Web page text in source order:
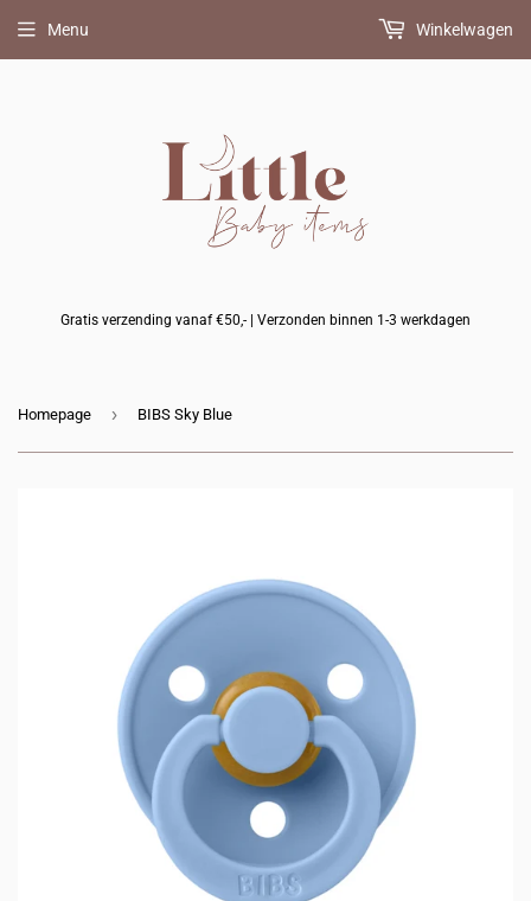
Gratis verzending vanaf €50,- | Verzonden binnen 1-3 werkdagen
Menu Winkelwagen
Homepage › BIBS Sky Blue